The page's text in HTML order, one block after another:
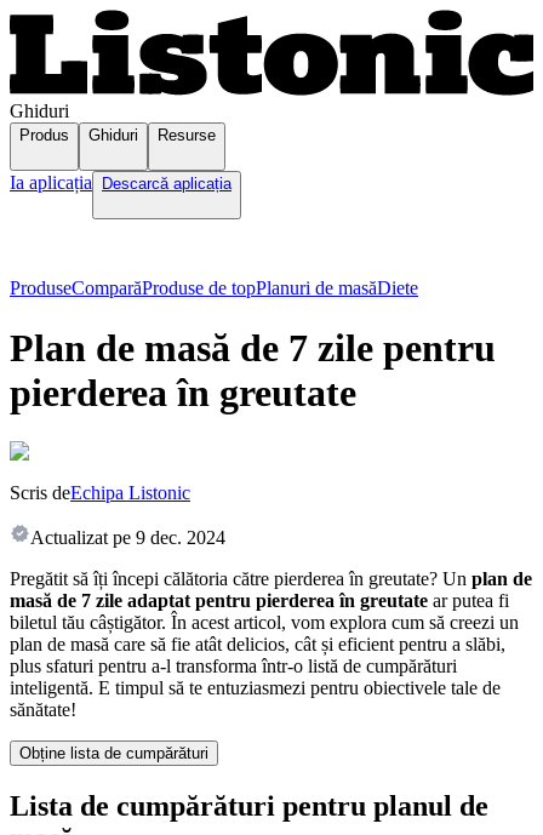
Ghiduri
Produs Ghiduri Resurse
Ia aplicația Descarcă aplicația
ProduseComparăProduse de topPlanuri de masăDiete
Plan de masă de 7 zile pentru
pierderea în greutate
Scris deEchipa Listonic
Actualizat pe 9 dec. 2024
Pregătit să îți începi călătoria către pierderea în greutate? Un plan de
masă de 7 zile adaptat pentru pierderea în greutate ar putea fi
biletul tău câștigător. În acest articol, vom explora cum să creezi un
plan de masă care să fie atât delicios, cât și eficient pentru a slăbi,
plus sfaturi pentru a-l transforma într-o listă de cumpărături
inteligentă. E timpul să te entuziasmezi pentru obiectivele tale de
sănătate!
Obține lista de cumpărături
Lista de cumpărături pentru planul de